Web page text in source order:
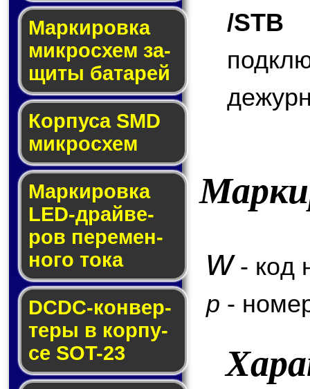
Мар­ки­ров­ка
мик­ро­схем за­
щи­ты ба­та­рей
Корпуса SMD
мик­ро­схем
Маркировка
LED-драй­ве­
ров пе­ре­мен­
но­го то­ка
DCDC-кон­вер­
те­ры в кор­пу­
се SOT-23
/STB
w- код
p -